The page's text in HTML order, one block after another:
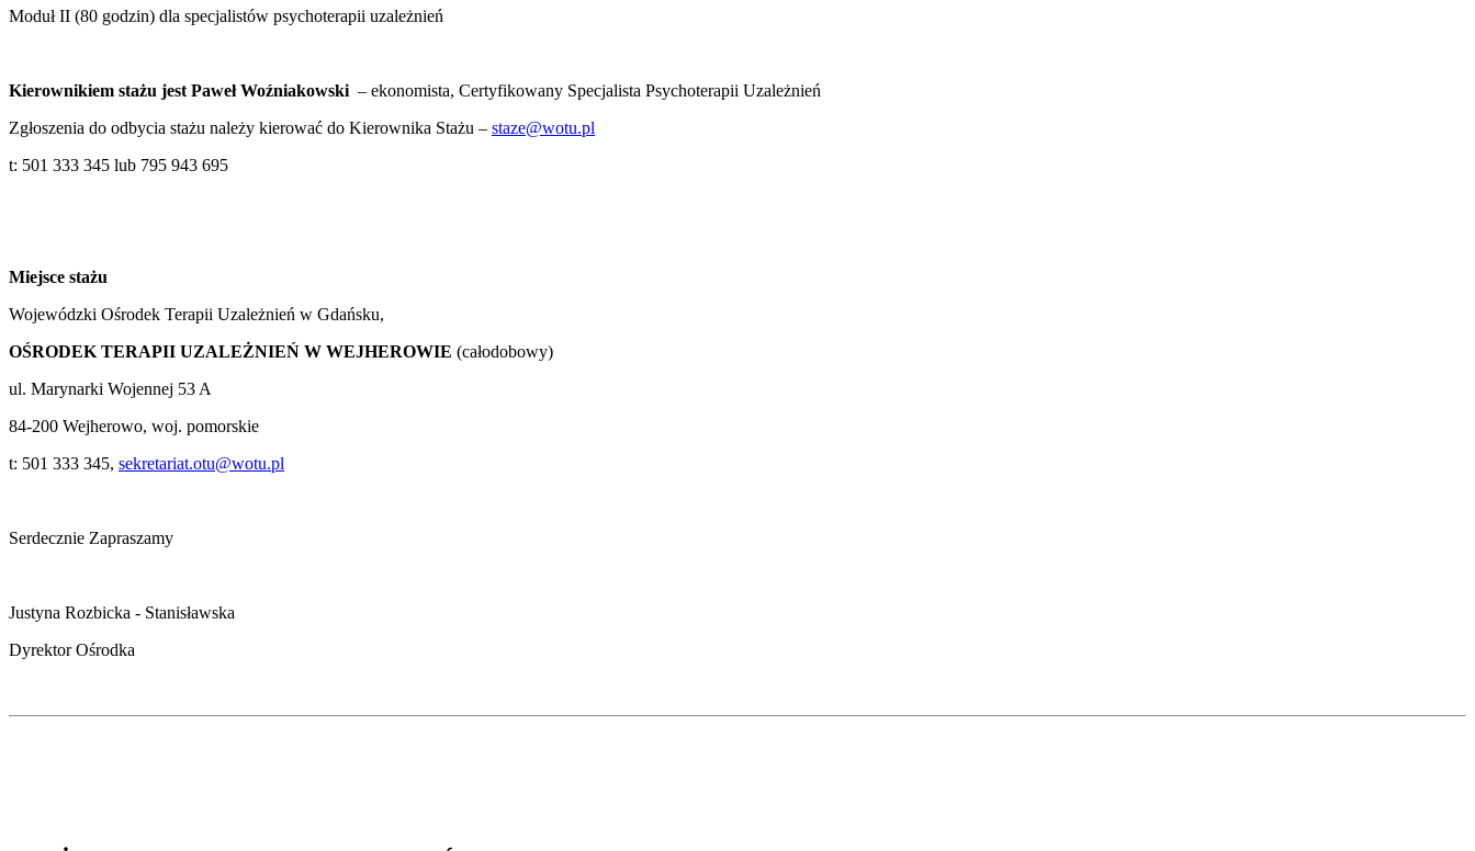
Moduł II (80 godzin) dla specjalistów psychoterapii uzależnień
Kierownikiem stażu jest Paweł Woźniakowski – ekonomista, Certyfikowany Specjalista Psychoterapii Uzależnień
Zgłoszenia do odbycia stażu należy kierować do Kierownika Stażu – staze@wotu.pl
t: 501 333 345 lub 795 943 695
Miejsce stażu
Wojewódzki Ośrodek Terapii Uzależnień w Gdańsku,
OŚRODEK TERAPII UZALEŻNIEŃ W WEJHEROWIE (całodobowy)
ul. Marynarki Wojennej 53 A
84-200 Wejherowo, woj. pomorskie
t: 501 333 345, sekretariat.otu@wotu.pl
Serdecznie Zapraszamy
Justyna Rozbicka - Stanisławska
Dyrektor Ośrodka